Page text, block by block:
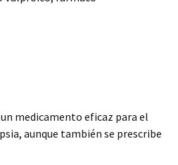
medicamento eficaz para el
aunque también se prescribe